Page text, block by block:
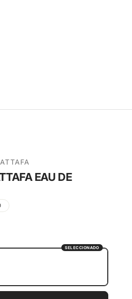
EAU DE
SELECCIONADO